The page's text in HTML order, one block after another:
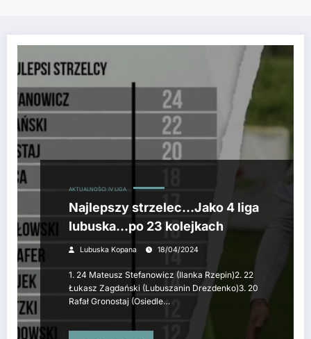
AKTUALNOŚCI IV LIGA
Najlepszy strzelec…Jako 4 liga
lubuska…po 23 kolejkach
Lubuska Kopana 18/04/2024
1. 24 Mateusz Stefanowicz (Ilanka Rzepin)2. 22
Łukasz Zagdański (Lubuszanin Drezdenko)3. 20
Rafał Gronostaj (Osiedle…